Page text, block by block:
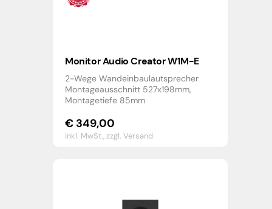
Monitor Audio Creator W1M-E
2-Wege Wandeinbaulautsprecher
Montageausschnitt 527x198mm,
Montagetiefe 85mm
€ 349,00
inkl. MwSt.,zzgl. Versand